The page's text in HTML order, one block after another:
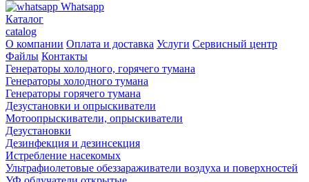
Whatsapp
Каталог
catalog
О компании Оплата и доставка Услуги Сервисный центр
Файлы Контакты
Генераторы холодного, горячего тумана
Генераторы холодного тумана
Генераторы горячего тумана
Дезустановки и опрыскиватели
Мотоопрыскиватели, опрыскиватели
Дезустановки
Дезинфекция и дезинсекция
Истребление насекомых
Ультрафиолетовые обеззараживатели воздуха и поверхностей